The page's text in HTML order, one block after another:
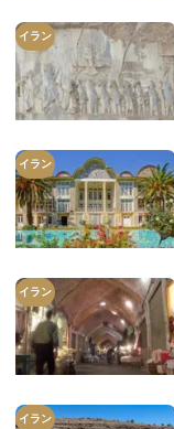
イラン
イラン
イラン
イラン